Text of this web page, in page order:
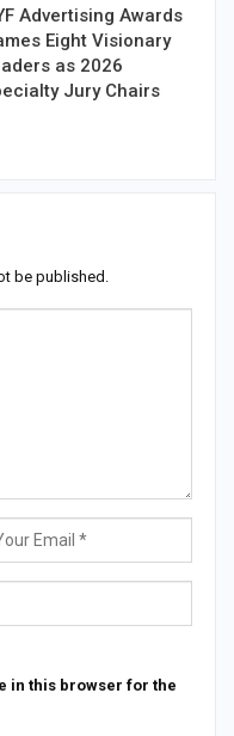
Advertising Awards
Eight Visionary
as 2026
Jury Chairs
be published.
in this browser for the